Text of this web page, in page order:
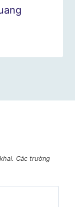
Các trường